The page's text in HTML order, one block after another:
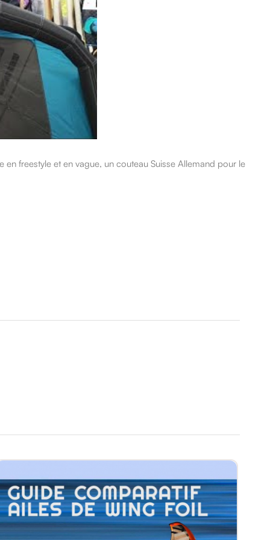
freestyle et en vague, un couteau Suisse Allemand pour le